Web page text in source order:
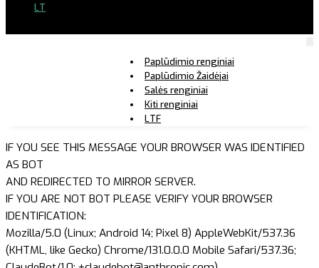
LT
Paplūdimio renginiai
Paplūdimio Žaidėjai
Salės renginiai
Kiti renginiai
LTF
IF YOU SEE THIS MESSAGE YOUR BROWSER WAS IDENTIFIED
AS BOT
AND REDIRECTED TO MIRROR SERVER.
IF YOU ARE NOT BOT PLEASE VERIFY YOUR BROWSER
IDENTIFICATION:
Mozilla/5.0 (Linux; Android 14; Pixel 8) AppleWebKit/537.36
(KHTML, like Gecko) Chrome/131.0.0.0 Mobile Safari/537.36;